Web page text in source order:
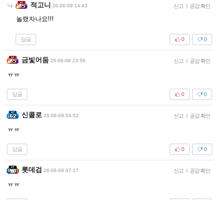
적고니 26-06-09 14:43 신고 | 공감 확인
놀랬자나요!!!
답글 0
0
금빛어둠 26-06-08 23:56 신고 | 공감 확인
ㅠㅠ
답글 0
0
신콜로 26-06-09 04:52 신고 | 공감 확인
ㅠㅠ
답글 0
0
롯데검 26-06-09 07:17 신고 | 공감 확인
ㅠㅠ